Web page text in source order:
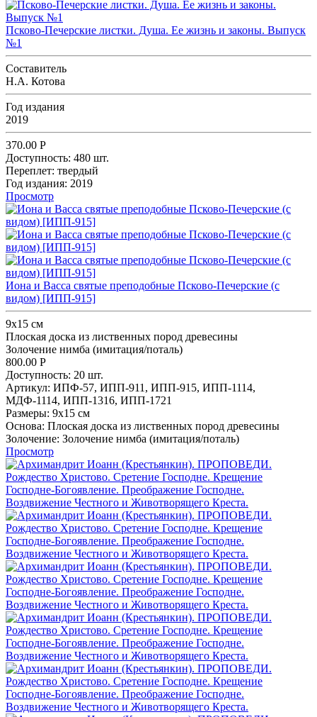
Псково-Печерские листки. Душа. Ее жизнь и законы. Выпуск
№1
Составитель
Н.А. Котова
Год издания
2019
370.00 Р
Доступность: 480 шт.
Переплет: твердый
Год издания: 2019
Просмотр
Иона и Васса святые преподобные Псково-Печерские (с
видом) [ИПП-915]
9х15 см
Плоская доска из лиственных пород древесины
Золочение нимба (имитация/поталь)
800.00 Р
Доступность: 20 шт.
Артикул: ИПФ-57, ИПП-911, ИПП-915, ИПП-1114,
МДФ-1114, ИПП-1316, ИПП-1721
Размеры: 9х15 см
Основа: Плоская доска из лиственных пород древесины
Золочение: Золочение нимба (имитация/поталь)
Просмотр